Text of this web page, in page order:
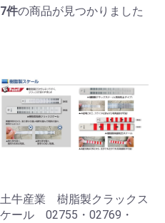
7件の商品が見つかりました
土牛産業 樹脂製クラックス
ケール 02755・02769・